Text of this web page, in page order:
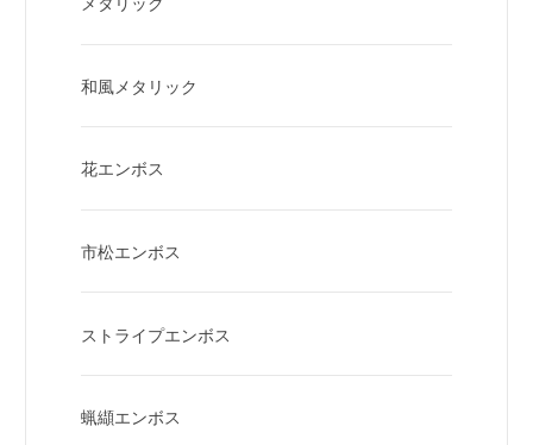
和風メタリック
花エンボス
市松エンボス
ストライプエンボス
蝋纈エンボス